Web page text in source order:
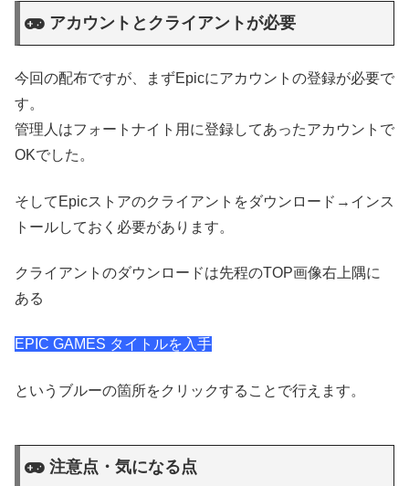
アカウントとクライアントが必要
今回の配布ですが、まずEpicにアカウントの登録が必要で
す。
管理人はフォートナイト用に登録してあったアカウントで
OKでした。
そしてEpicストアのクライアントをダウンロード→インス
トールしておく必要があります。
クライアントのダウンロードは先程のTOP画像右上隅に
ある
EPIC GAMES タイトルを入手
というブルーの箇所をクリックすることで行えます。
注意点・気になる点